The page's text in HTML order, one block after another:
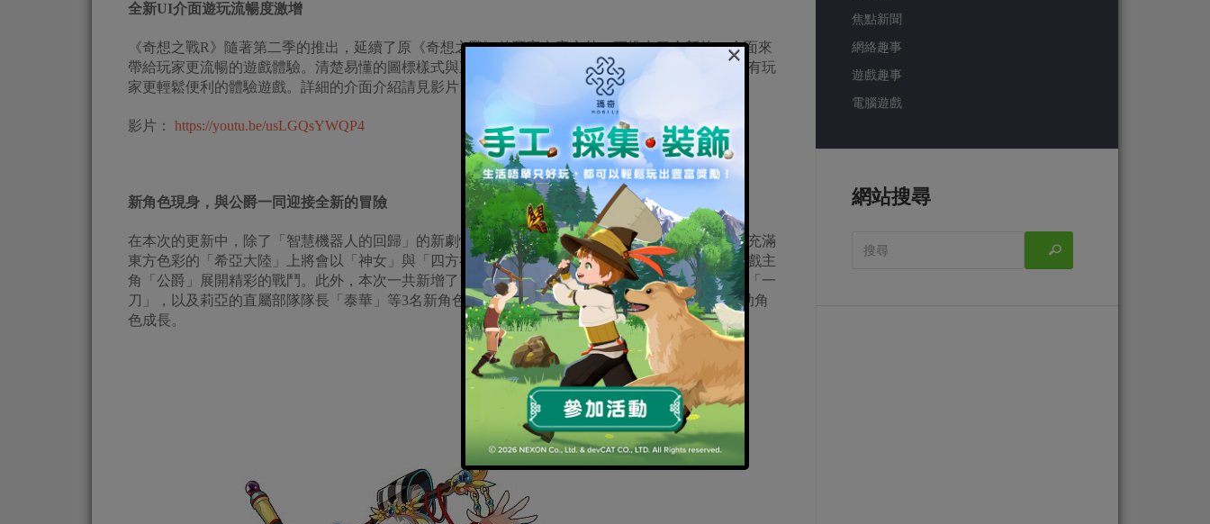
全新UI介面遊玩流暢度激增
《奇想之戰R》隨著第二季的推出，延續了原《奇想之戰》的豐富內容之外，更推出了全新的UI介面來
帶給玩家更流暢的遊戲體驗。清楚易懂的圖標樣式與直覺的選單介面，不僅上手度提高，也能讓原有玩
家更輕鬆便利的體驗遊戲。詳細的介面介紹請見影片：
影片： https://youtu.be/usLGQsYWQP4
新角色現身，與公爵一同迎接全新的冒險
在本次的更新中，除了「智慧機器人的回歸」的新劇情之外，更推出了全新地圖「希亞大陸」，在充滿
東方色彩的「希亞大陸」上將會以「神女」與「四方神」還有「智慧機器人」的劇情為主軸，與遊戲主
角「公爵」展開精彩的戰鬥。此外，本次一共新增了了守護著桃花國的守護神「紅焰」、護衛武士「一
刀」，以及莉亞的直屬部隊隊長「泰華」等3名新角色，可以透過新系統中更加方便的全新介面幫助角
色成長。
焦點新聞
網絡趣事
遊戲趣事
電腦遊戲
網站搜尋
×